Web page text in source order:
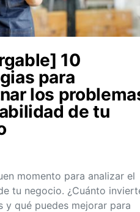
10
para
los
de tu
momento para analizar el
tu negocio. ¿Cuánto
y qué puedes mejorar para